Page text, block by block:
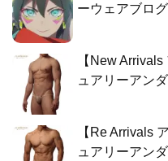
ーウェアブログ
【New
ュアリーアン
【Re Arrivals
ュアリーアン